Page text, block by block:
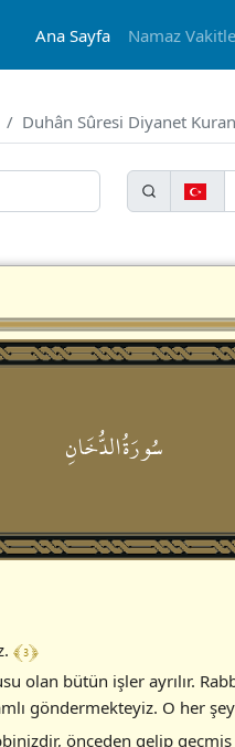
Ana Sayfa Namaz
Duhân Sûresi Diyanet
سُورَةُالدُّخَانِ
﴾ 3 ﴿
olan bütün işler ayrılır.
göndermekteyiz. O her
önceden gelip geçmiş